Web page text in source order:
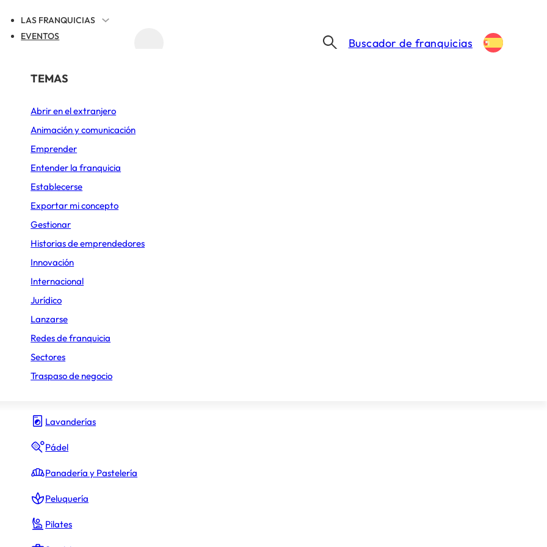
LAS FRANQUICIAS
POR SECTOR
Alimentación
Cafeterías
Comida rápida
Deportes y Ocio
Diseño de cocinas
Hamburguesas
Heladerías
Hostelería y Restauración
Lavanderías
Pádel
Panadería y Pastelería
Peluquería
Pilates
EVENTOS
TEMAS
Abrir en el extranjero
Animación y comunicación
Emprender
Entender la franquicia
Establecerse
Exportar mi concepto
Gestionar
Historias de emprendedores
Innovación
Internacional
Jurídico
Lanzarse
Redes de franquicia
Sectores
Traspaso de negocio
Buscador de franquicias
de franquicias de tapas, BaRRa de
los 20 locales en España
DE NOVIEMBRE DE 2025